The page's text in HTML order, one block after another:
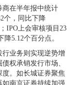
商在半年报中统计
个，同比下降
IPO上会审核项目23
5.12个百分点。
业务则实现逆势增
权承销发行市场、
。如长城证券聚焦
南京证券持续加强